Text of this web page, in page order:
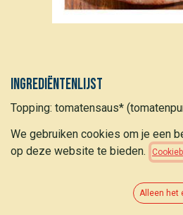
Ingrediëntenlijst
Topping: tomatensaus*
pizzatopping* 17,4% (water, I'
aardappelzetmeel*, LUPINE
(basilicum*, olie-olie*, zout),
We gebruiken cookies om je een
op deze website te bieden.
Alleen het